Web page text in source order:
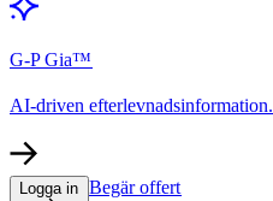
G-P Gia™​​
AI-driven efterlevnadsinformation.​​
Logga in​​ Begär offert​​